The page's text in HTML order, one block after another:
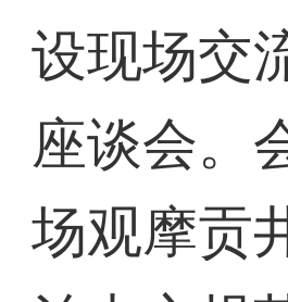
设现场交
座谈会。
场观摩贡